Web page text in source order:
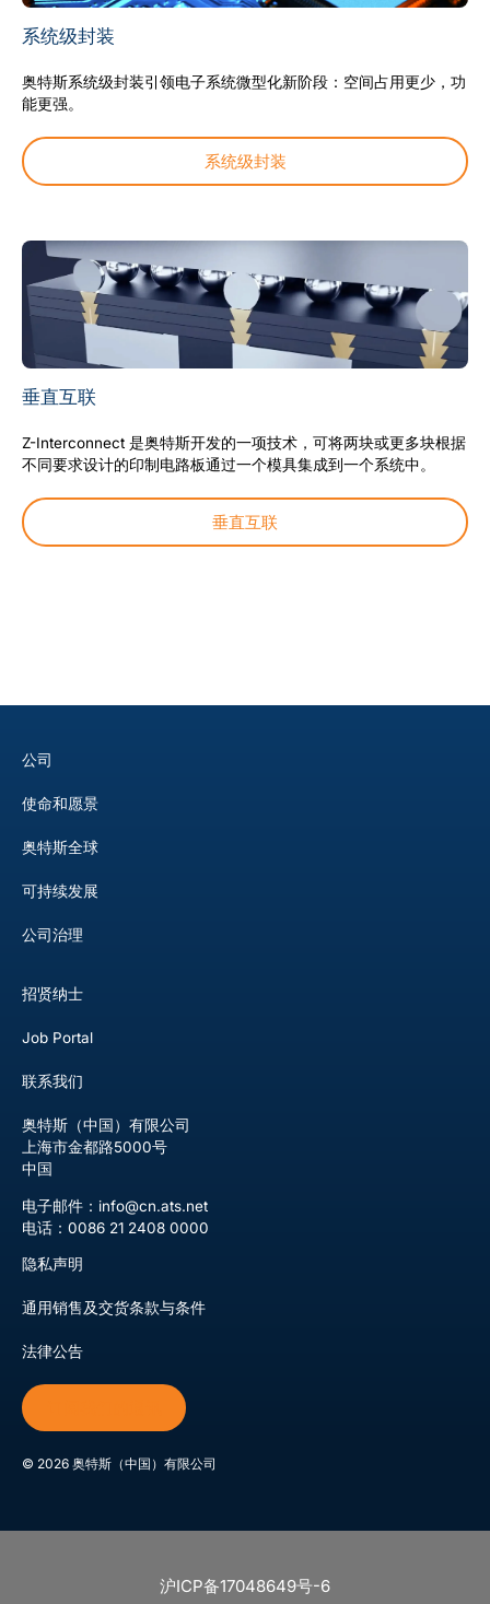
系统级封装
奥特斯系统级封装引领电子系统微型化新阶段：空间占用更少，功
能更强。
系统级封装
垂直互联
Z-Interconnect 是奥特斯开发的一项技术，可将两块或更多块根据
不同要求设计的印制电路板通过一个模具集成到一个系统中。
垂直互联
公司
使命和愿景
奥特斯全球
可持续发展
公司治理
招贤纳士
Job Portal
联系我们
奥特斯（中国）有限公司
上海市金都路5000号
中国
电子邮件：info@cn.ats.net
电话：0086 21 2408 0000
隐私声明
通用销售及交货条款与条件
法律公告
© 2026 奥特斯（中国）有限公司
沪ICP备17048649号-6